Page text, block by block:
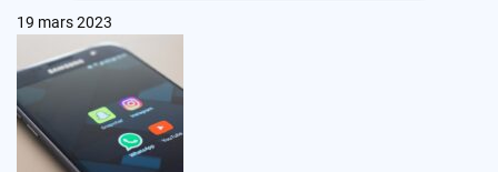
19 mars 2023